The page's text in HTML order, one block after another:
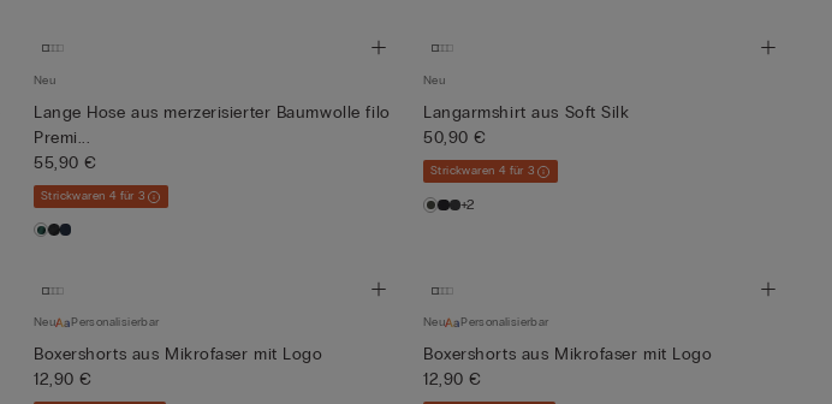
Neu
Lange Hose aus merzerisierter Baumwolle filo
Premi...
55,90 €
Strickwaren 4 für 3
Neu
Langarmshirt aus Soft Silk
50,90 €
Strickwaren 4 für 3
+2
Neu Personalisierbar
Boxershorts aus Mikrofaser mit Logo
12,90 €
Neu Personalisierbar
Boxershorts aus Mikrofaser mit Logo
12,90 €